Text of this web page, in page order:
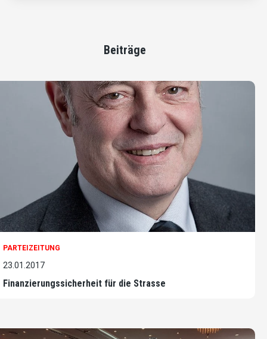
Beiträge
PARTEIZEITUNG
23.01.2017
Finanzierungssicherheit für die Strasse